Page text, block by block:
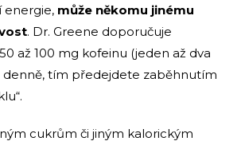
energie, může někomu jinému
. Dr. Greene doporučuje
až 100 mg kofeinu (jeden až dva
denně, tím předejdete zaběhnutím
cukrům či jiným kalorickým